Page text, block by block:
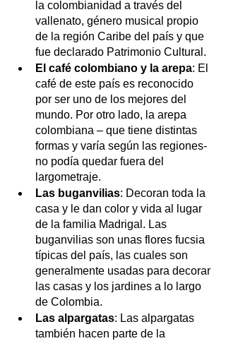
la colombianidad a través del
vallenato, género musical propio
de la región Caribe del país y que
fue declarado Patrimonio Cultural.
El café colombiano y la arepa: El
café de este país es reconocido
por ser uno de los mejores del
mundo. Por otro lado, la arepa
colombiana – que tiene distintas
formas y varía según las regiones-
no podía quedar fuera del
largometraje.
Las buganvilias: Decoran toda la
casa y le dan color y vida al lugar
de la familia Madrigal. Las
buganvilias son unas flores fucsia
típicas del país, las cuales son
generalmente usadas para decorar
las casas y los jardines a lo largo
de Colombia.
Las alpargatas: Las alpargatas
también hacen parte de la